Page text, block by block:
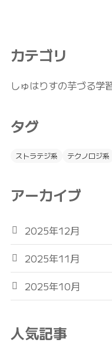
カテゴリ
しゅはりすの芋づる学
タグ
ストラテジ系 テクノロジ系
アーカイブ
2025年12月
2025年11月
2025年10月
人気記事